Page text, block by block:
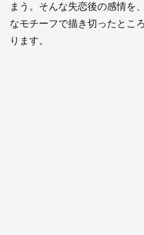
まう。そんな失恋後の感情を
なモチーフで描き切ったとこ
ります。